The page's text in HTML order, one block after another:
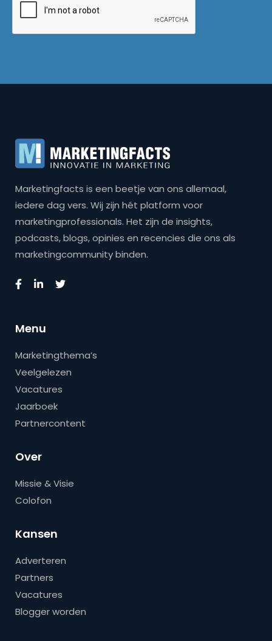
Marketingfacts is een beetje van ons allemaal,
iedere dag vers. Wij zijn hét platform voor
marketingprofessionals. Het zijn de insights,
podcasts, blogs, opinies en recencies die ons als
marketingcommunity binden.
Menu
Marketingthema’s
Veelgelezen
Vacatures
Jaarboek
Partnercontent
Over
Missie & Visie
Colofon
Kansen
Adverteren
Partners
Vacatures
Blogger worden